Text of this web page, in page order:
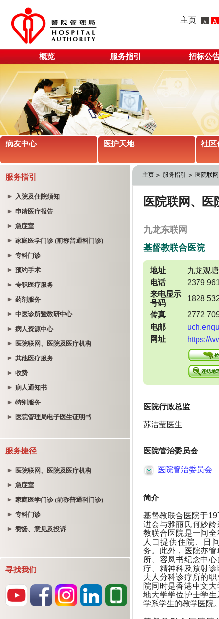
主页
概览 服务指引 招标公
病友中心 医护天地 社区
服务指引
入院及住院须知
申请医疗报告
急症室
家庭医学门诊 (前称普通科门诊)
专科门诊
预约手术
专职医疗服务
药剂服务
中医诊所暨教研中心
病人资源中心
医院联网、医院及医疗机构
其他医疗服务
收费
病人通知书
特别服务
医院管理局电子医生证明书
服务捷径
医院联网、医院及医疗机构
急症室
家庭医学门诊 (前称普通科门诊)
专科门诊
赞扬、意见及投诉
寻找我们
主页 服务指引 医院联